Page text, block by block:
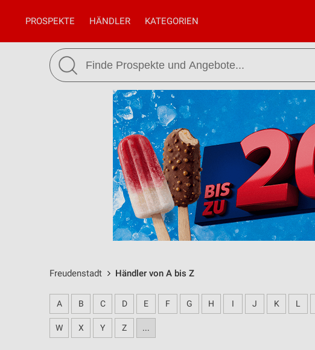
PROSPEKTE HÄNDLER KATEGORIEN
Freudenstadt Händler von A bis Z
A B C D E F G H I J K L
W X Y Z ...